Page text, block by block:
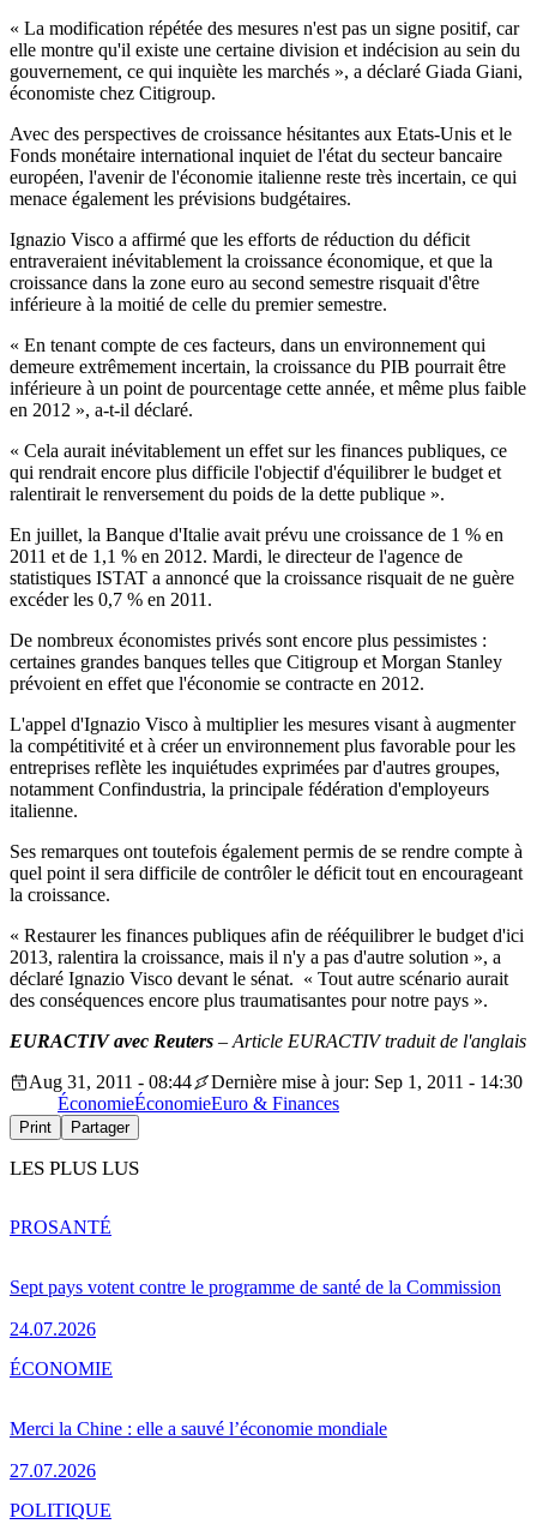
« La modification répétée des mesures n'est pas un signe positif, car
elle montre qu'il existe une certaine division et indécision au sein du
gouvernement, ce qui inquiète les marchés », a déclaré Giada Giani,
économiste chez Citigroup.
Avec des perspectives de croissance hésitantes aux Etats-Unis et le
Fonds monétaire international inquiet de l'état du secteur bancaire
européen, l'avenir de l'économie italienne reste très incertain, ce qui
menace également les prévisions budgétaires.
Ignazio Visco a affirmé que les efforts de réduction du déficit
entraveraient inévitablement la croissance économique, et que la
croissance dans la zone euro au second semestre risquait d'être
inférieure à la moitié de celle du premier semestre.
« En tenant compte de ces facteurs, dans un environnement qui
demeure extrêmement incertain, la croissance du PIB pourrait être
inférieure à un point de pourcentage cette année, et même plus faible
en 2012 », a-t-il déclaré.
« Cela aurait inévitablement un effet sur les finances publiques, ce
qui rendrait encore plus difficile l'objectif d'équilibrer le budget et
ralentirait le renversement du poids de la dette publique ».
En juillet, la Banque d'Italie avait prévu une croissance de 1 % en
2011 et de 1,1 % en 2012. Mardi, le directeur de l'agence de
statistiques ISTAT a annoncé que la croissance risquait de ne guère
excéder les 0,7 % en 2011.
De nombreux économistes privés sont encore plus pessimistes :
certaines grandes banques telles que Citigroup et Morgan Stanley
prévoient en effet que l'économie se contracte en 2012.
L'appel d'Ignazio Visco à multiplier les mesures visant à augmenter
la compétitivité et à créer un environnement plus favorable pour les
entreprises reflète les inquiétudes exprimées par d'autres groupes,
notamment Confindustria, la principale fédération d'employeurs
italienne.
Ses remarques ont toutefois également permis de se rendre compte à
quel point il sera difficile de contrôler le déficit tout en encourageant
la croissance.
« Restaurer les finances publiques afin de rééquilibrer le budget d'ici
2013, ralentira la croissance, mais il n'y a pas d'autre solution », a
déclaré Ignazio Visco devant le sénat. « Tout autre scénario aurait
des conséquences encore plus traumatisantes pour notre pays ».
EURACTIV avec Reuters – Article EURACTIV traduit de l'anglais
Aug 31, 2011 - 08:44
Dernière mise à jour: Sep 1, 2011 - 14:30
ÉconomieÉconomieEuro & Finances
Print Partager
LES PLUS LUS
Sept pays votent contre le programme de santé de la Commission
24.07.2026
PROSANTÉ
Merci la Chine : elle a sauvé l’économie mondiale
27.07.2026
ÉCONOMIE
POLITIQUE